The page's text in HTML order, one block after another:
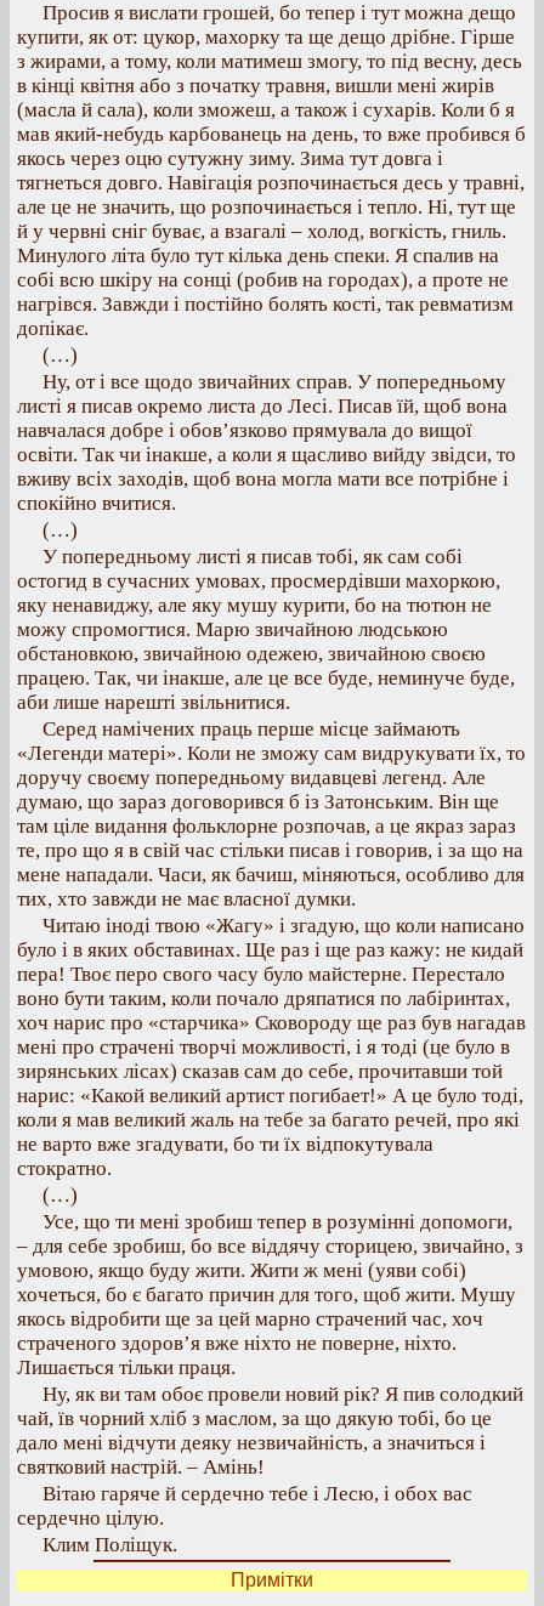
Просив я вислати грошей, бо тепер і тут можна дещо
купити, як от: цукор, махорку та ще дещо дрібне. Гірше
з жирами, а тому, коли матимеш змогу, то під весну, десь
в кінці квітня або з початку травня, вишли мені жирів
(масла й сала), коли зможеш, а також і сухарів. Коли б я
мав який-небудь карбованець на день, то вже пробився б
якось через оцю сутужну зиму. Зима тут довга і
тягнеться довго. Навігація розпочинається десь у травні,
але це не значить, що розпочинається і тепло. Ні, тут ще
й у червні сніг буває, а взагалі – холод, вогкість, гниль.
Минулого літа було тут кілька день спеки. Я спалив на
собі всю шкіру на сонці (робив на городах), а проте не
нагрівся. Завжди і постійно болять кості, так ревматизм
допікає.
(…)
Ну, от і все щодо звичайних справ. У попередньому
листі я писав окремо листа до Лесі. Писав їй, щоб вона
навчалася добре і обов’язково прямувала до вищої
освіти. Так чи інакше, а коли я щасливо вийду звідси, то
вживу всіх заходів, щоб вона могла мати все потрібне і
спокійно вчитися.
(…)
У попередньому листі я писав тобі, як сам собі
остогид в сучасних умовах, просмердівши махоркою,
яку ненавиджу, але яку мушу курити, бо на тютюн не
можу спромогтися. Марю звичайною людською
обстановкою, звичайною одежею, звичайною своєю
працею. Так, чи інакше, але це все буде, неминуче буде,
аби лише нарешті звільнитися.
Серед намічених праць перше місце займають
«Легенди матері». Коли не зможу сам видрукувати їх, то
доручу своєму попередньому видавцеві легенд. Але
думаю, що зараз договорився б із Затонським. Він ще
там ціле видання фольклорне розпочав, а це якраз зараз
те, про що я в свій час стільки писав і говорив, і за що на
мене нападали. Часи, як бачиш, міняються, особливо для
тих, хто завжди не має власної думки.
Читаю іноді твою «Жагу» і згадую, що коли написано
було і в яких обставинах. Ще раз і ще раз кажу: не кидай
пера! Твоє перо свого часу було майстерне. Перестало
воно бути таким, коли почало дряпатися по лабіринтах,
хоч нарис про «старчика» Сковороду ще раз був нагадав
мені про страчені творчі можливості, і я тоді (це було в
зирянських лісах) сказав сам до себе, прочитавши той
нарис: «Какой великий артист погибает!» А це було тоді,
коли я мав великий жаль на тебе за багато речей, про які
не варто вже згадувати, бо ти їх відпокутувала
стократно.
(…)
Усе, що ти мені зробиш тепер в розумінні допомоги,
– для себе зробиш, бо все віддячу сторицею, звичайно, з
умовою, якщо буду жити. Жити ж мені (уяви собі)
хочеться, бо є багато причин для того, щоб жити. Мушу
якось відробити ще за цей марно страчений час, хоч
страченого здоров’я вже ніхто не поверне, ніхто.
Лишається тільки праця.
Ну, як ви там обоє провели новий рік? Я пив солодкий
чай, їв чорний хліб з маслом, за що дякую тобі, бо це
дало мені відчути деяку незвичайність, а значиться і
святковий настрій. – Амінь!
Вітаю гаряче й сердечно тебе і Лесю, і обох вас
сердечно цілую.
Клим Поліщук.
Примітки